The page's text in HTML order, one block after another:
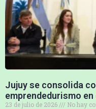
Jujuy se consolida
emprendedurismo
23 de julio de 2026 No hay